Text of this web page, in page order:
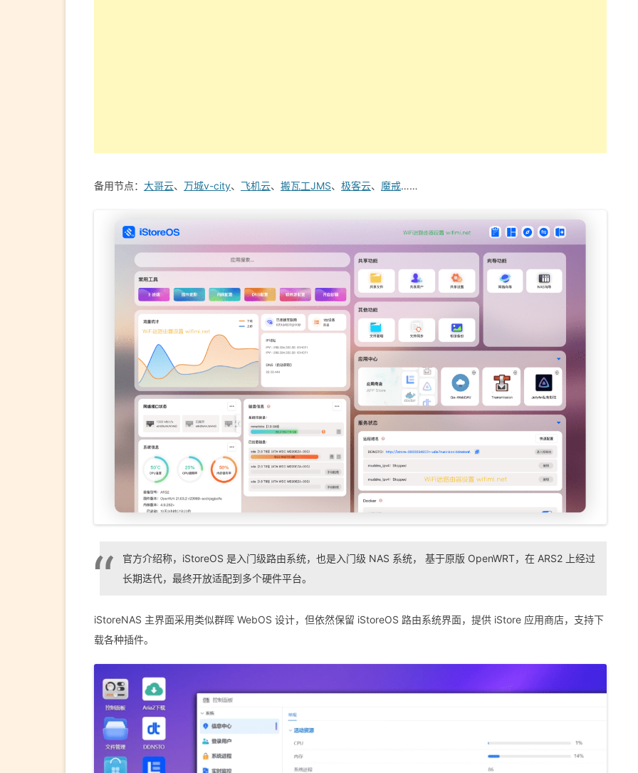
备用节点： 大哥云、 万城v-city、 飞机云、 搬瓦工JMS、 极客云、 魔戒……
官方介绍称，iStoreOS 是入门级路由系统，也是入门级 NAS 系统， 基于原版 OpenWRT，在 ARS2 上经过
长期迭代，最终开放适配到多个硬件平台。
iStoreNAS 主界面采用类似群晖 WebOS 设计，但依然保留 iStoreOS 路由系统界面，提供 iStore 应用商店，支持下
载各种插件。